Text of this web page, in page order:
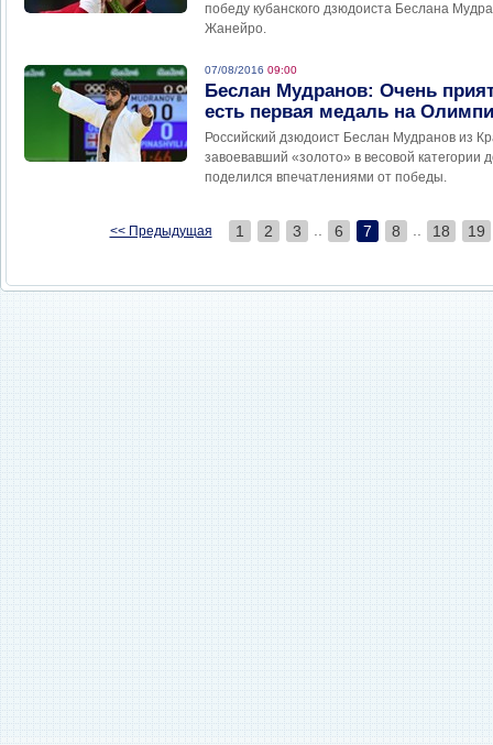
победу кубанского дзюдоиста Беслана
Жанейро.
07/08/2016 09:00
Беслан Мудранов: Очень
есть первая медаль на
Российский дзюдоист Беслан Мудранов из
завоевавший «золото» в весовой категории
поделился впечатлениями от победы.
<< Предыдущая 1 2 3 6 7 8 18 19